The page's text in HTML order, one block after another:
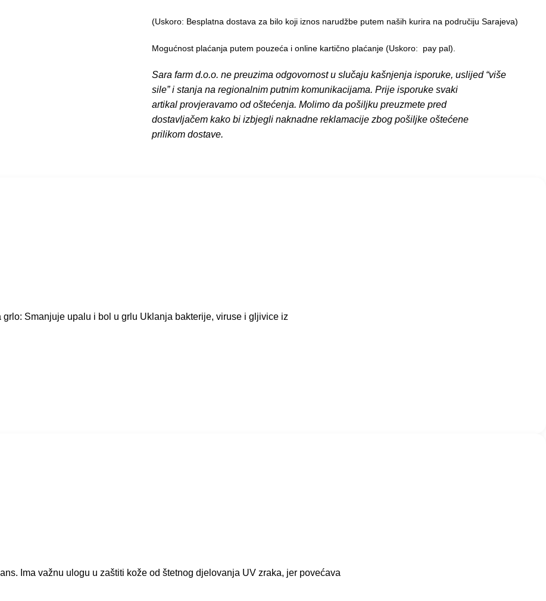
(Uskoro: Besplatna dostava za bilo koji iznos narudžbe putem naših kurira na područiju Sarajeva)
Mogućnost plaćanja putem pouzeća i online kartično plaćanje (Uskoro: pay pal).
Sara farm d.o.o. ne preuzima odgovornost u slučaju kašnjenja isporuke, uslijed “više
sile” i stanja na regionalnim putnim komunikacijama. Prije isporuke svaki
artikal provjeravamo od oštećenja. Molimo da pošiljku preuzmete pred
dostavljačem kako bi izbjegli naknadne reklamacije zbog pošiljke oštećene
prilikom dostave.
Smanjuje upalu i bol u grlu Uklanja bakterije, viruse i gljivice iz
Ima važnu ulogu u zaštiti kože od štetnog djelovanja UV zraka, jer povećava